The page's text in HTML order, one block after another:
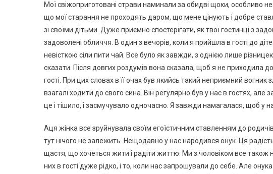
Мої свіжоприготовані страви наминали за обидві щоки, особливо
що мої старання не проходять даром, що мене цінують і добре
зі своїми дітьми. Дуже приємно спостерігати, як твої гостинці з
задоволені обличчя. В один з вечорів, коли я прийшла в гості до
невісткою сіли пити чай. Все було як завжди, з однією лише
сказати. Після довгих роздумів вона сказала, щоб я не приходила
гості. При цих словах в її очах був якийсь такий неприємний вогник
взагалі ходити до свого сина. Він регулярно був у нас в гостях,
це і тішило, і засмучувало одночасно. Я завжди намагалася, щоб у
Aця жінка все зруйнувала своїм егоїстичним ставленням до
тут нічого не залежить. Нещодавно у нас народився онук. Ця
щастя, що хочеться жити і радіти життю. Ми з чоловіком все також
них в гості дуже рідко, і то, коли нас запрошували до себе. Але